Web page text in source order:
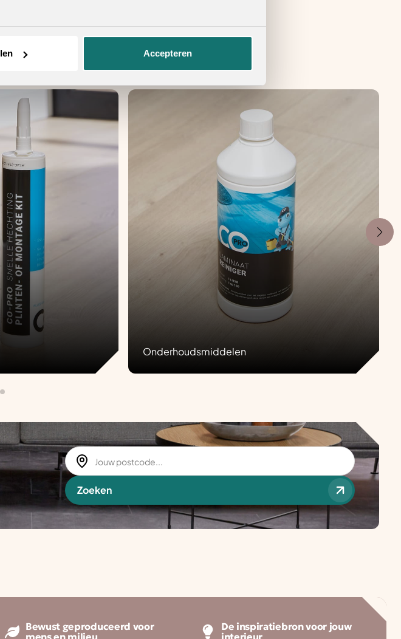
Accepteren
Onderhoudsmiddelen
Zoeken
Bewust geproduceerd voor
mens en milieu
De inspiratiebron voor jouw
interieur